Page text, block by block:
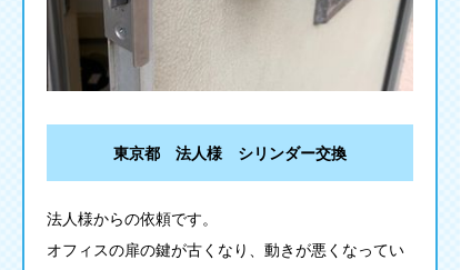
東京都 法人様 シリンダー交換
法人様からの依頼です。
オフィスの扉の鍵が古くなり、動きが悪くなってい